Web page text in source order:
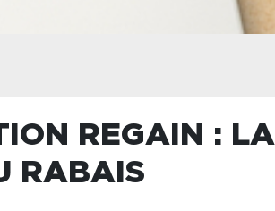
REGAIN : LA
RABAIS